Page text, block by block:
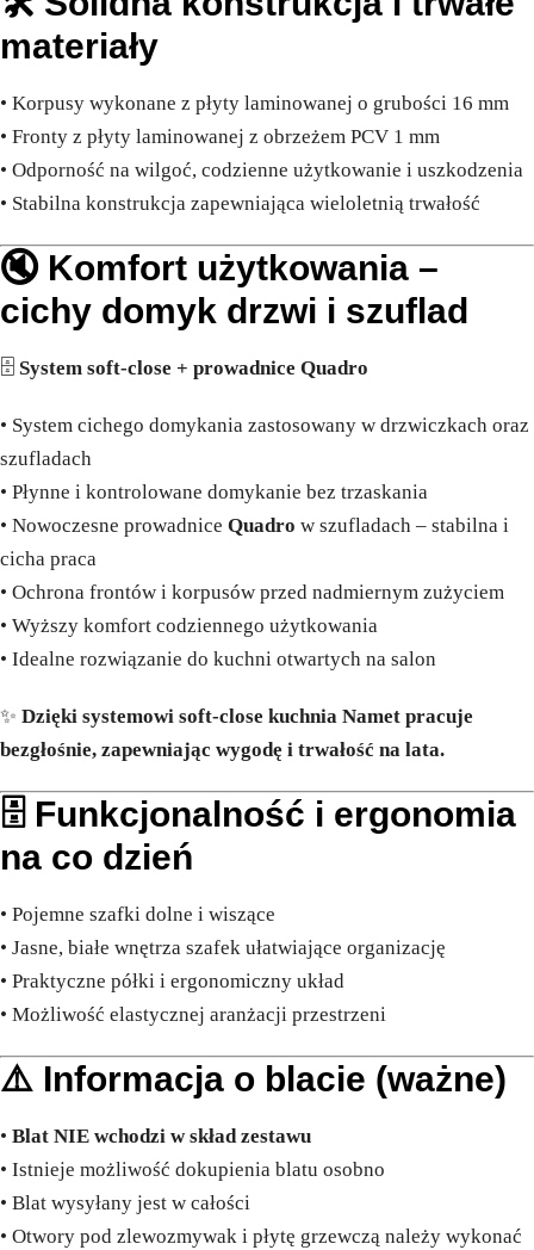
materiały
• Korpusy wykonane z płyty laminowanej o grubości 16 mm
• Fronty z płyty laminowanej z obrzeżem PCV 1 mm
• Odporność na wilgoć, codzienne użytkowanie i uszkodzenia
• Stabilna konstrukcja zapewniająca wieloletnią trwałość
🔇 Komfort użytkowania –
cichy domyk drzwi i szuflad
🗄️ System soft-close + prowadnice Quadro
• System cichego domykania zastosowany w drzwiczkach oraz
szufladach
• Płynne i kontrolowane domykanie bez trzaskania
• Nowoczesne prowadnice Quadro w szufladach – stabilna i
cicha praca
• Ochrona frontów i korpusów przed nadmiernym zużyciem
• Wyższy komfort codziennego użytkowania
• Idealne rozwiązanie do kuchni otwartych na salon
✨ Dzięki systemowi soft-close kuchnia Namet pracuje
bezgłośnie, zapewniając wygodę i trwałość na lata.
🗄️ Funkcjonalność i ergonomia
na co dzień
• Pojemne szafki dolne i wiszące
• Jasne, białe wnętrza szafek ułatwiające organizację
• Praktyczne półki i ergonomiczny układ
• Możliwość elastycznej aranżacji przestrzeni
⚠️ Informacja o blacie (ważne)
• Blat NIE wchodzi w skład zestawu
• Istnieje możliwość dokupienia blatu osobno
• Blat wysyłany jest w całości
• Otwory pod zlewozmywak i płytę grzewczą należy wykonać